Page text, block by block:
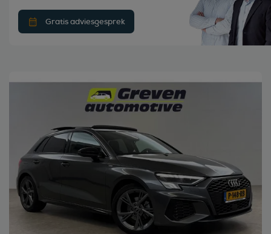
Gratis adviesgesprek
Bekijk deze auto